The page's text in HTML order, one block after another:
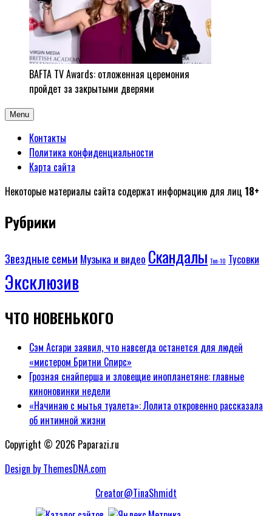
BAFTA TV Awards: отложенная церемония
пройдет за закрытыми дверями
Menu
Контакты
Политика конфиденциальности
Карта сайта
Некоторые материалы сайта содержат информацию для лиц 18+
Рубрики
Звездные семьи Музыка и видео Скандалы Топ-10 Тусовки
Эксклюзив
ЧТО НОВЕНЬКОГО
Сэм Асгари заявил, что навсегда останется для людей
«мистером Бритни Спирс»
Грозная снайперша и зловещие инопланетяне: главные
киноновинки недели
«Начинаю с мытья туалета»: Лолита откровенно рассказала
об интимной жизни
Copyright © 2026 Paparazi.ru
Design by ThemesDNA.com
Creator@TinaShmidt